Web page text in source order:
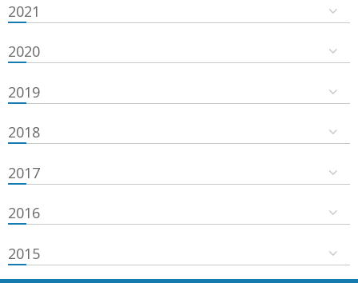
2021
2020
2019
2018
2017
2016
2015